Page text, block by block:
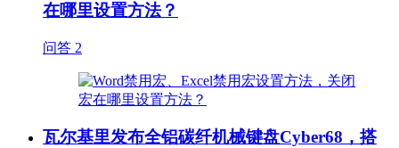
在哪里设置方法？
问答 2
瓦尔基里发布全铝碳纤机械键盘Cyber68，搭